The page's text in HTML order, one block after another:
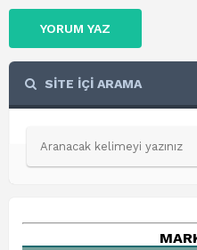
YORUM YAZ
SİTE İÇİ ARAMA